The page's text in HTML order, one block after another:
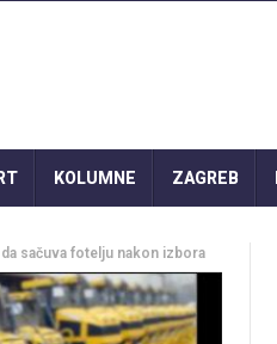
KOLUMNE ZAGREB
sačuva fotelju nakon izbora